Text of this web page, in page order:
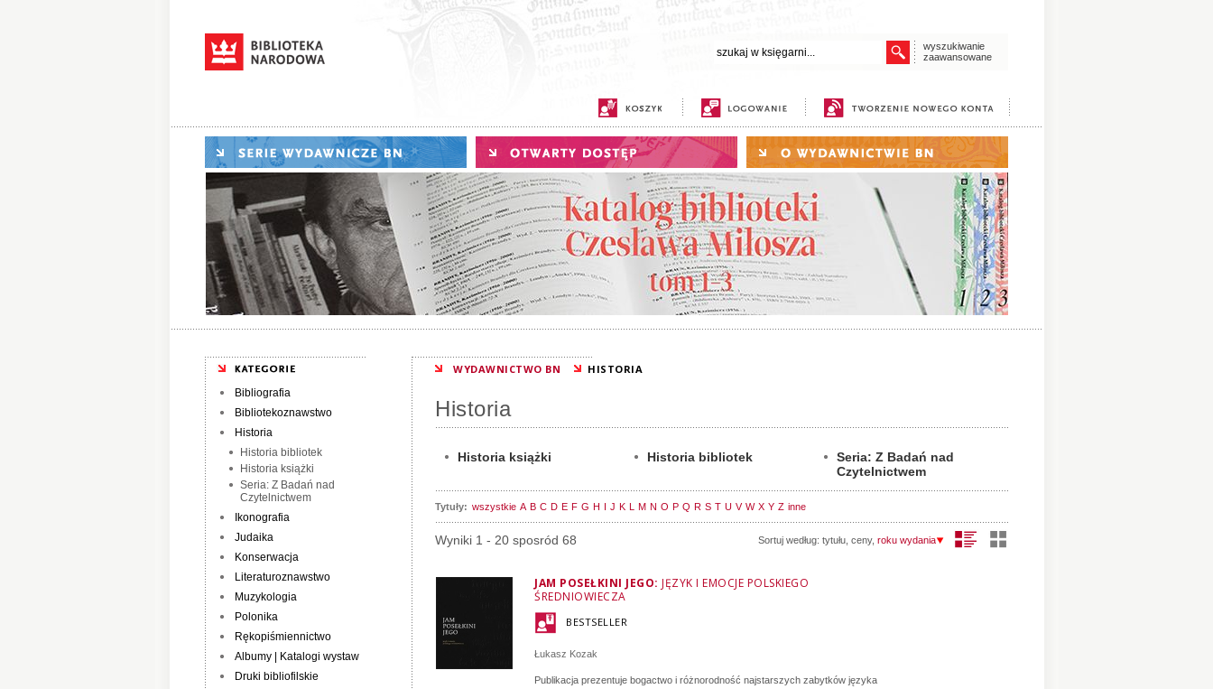
wyszukiwanie
zaawansowane
Bibliografia
Bibliotekoznawstwo
Historia
Historia bibliotek
Historia książki
Seria: Z Badań nad
Czytelnictwem
Ikonografia
Judaika
Konserwacja
Literaturoznawstwo
Muzykologia
Polonika
Rękopiśmiennictwo
Albumy | Katalogi wystaw
Druki bibliofilskie
WYDAWNICTWO BN HISTORIA
Historia
Historia książki Historia bibliotek
Seria: Z Badań nad
Czytelnictwem
Tytuły: wszystkie A B C D E F G H I J K L M N O P Q R S T U V W X Y Z inne
Sortuj według: tytułu ceny, roku wydania
Wyniki 1 - 20 sposród 68
JAM POSEŁKINI JEGO: JĘZYK I EMOCJE POLSKIEGO
ŚREDNIOWIECZA
BESTSELLER
Łukasz Kozak
Publikacja prezentuje bogactwo i różnorodność najstarszych zabytków języka